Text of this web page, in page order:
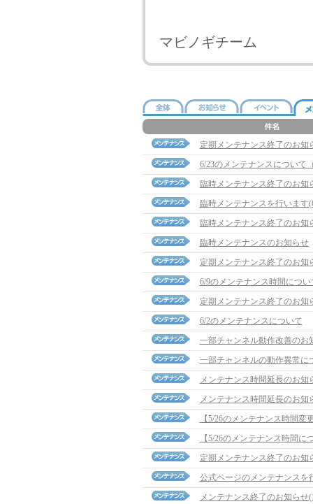
マビノギチーム
定期メンテナンス終了のお知
6/23のメンテナンスについて
臨時メンテナンス終了のお知
臨時メンテナンスを行いま
臨時メンテナンス終了のお知
臨時メンテナンスのお知らせ
定期メンテナンス終了のお知
6/9のメンテナンス時間につい
定期メンテナンス終了のお知
6/2のメンテナンスについて
一部チャンネル動作改善のお
一部チャンネルの動作異常に
メンテナンス時間延長のお知
メンテナンス時間延長のお知
【5/26のメンテナンス時間変
【5/26のメンテナンス時間に
定期メンテナンス終了のお知
公式ページのメンテナンスを
メンテナンス終了のお知らせ